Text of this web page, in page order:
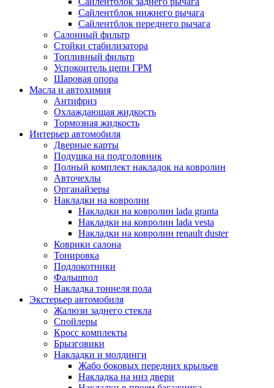
Сайлентблок нижнего рычага
Сайлентблок переднего рычага
Салонный фильтр
Стойки стабилизатора
Топливный фильтр
Успокоитель цепи ГРМ
Шаровая опора
Масла и автохимия
Антифриз
Охлаждающая жидкость
Тормозная жидкость
Интерьер автомобиля
Дверные карты
Подушка на подголовник
Полный комплект накладок на ковролин
Авточехлы
Органайзеры
Накладки на ковролин
Накладки на ковролин lada granta
Накладки на ковролин lada vesta
Накладки на ковролин renault duster
Коврики салона
Тонировка
Подлокотники
Фальшпол
Накладка тоннеля пола
Экстерьер автомобиля
Жалюзи заднего стекла
Спойлеры
Кросс комплекты
Брызговики
Накладки и молдинги
Жабо боковых передних крыльев
Накладка на низ двери